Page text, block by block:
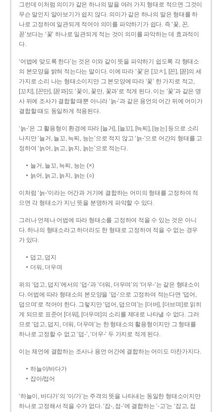
그런데 이처럼 의미가 같은 하나의 말을 여러 가지 형태로 적으면 그것이
무슨 말인지 알아보기가 쉽지 않다. 의미가 같은 하나의 말은 형태를 하
나로 고정하여 일관되게 적어야 의미를 파악하기가 쉽다. 즉 ‘꽃, 꼰,
꼳’보다는 ‘꽃’ 하나로 일관되게 적는 것이 의미를 파악하는 데 효과적이
다.
‘어법에 맞도록 한다’는 것은 이와 같이 뜻을 파악하기 쉽도록 각 형태소
의 본모양을 밝혀 적는다는 말이다. 이에 따라 ‘꽃’은 [꼬ㅊ], [꼰], [꼳]의 세
가지로 소리 나는 형태소이지만 그 본모양에 따라 ‘꽃’ 한 가지로 적고,
[꼬치], [꼰만], [꼳꽈]도 ‘꽃이, 꽃만, 꽃과’로 적게 된다. 이는 ‘꽃’과 같은 명
사 뒤에 조사가 결합할 때뿐 아니라 ‘늙-’과 같은 용언의 어간 뒤에 어미가
결합할 때도 동일하게 적용된다.
‘늙-’은 그 활용형이 환경에 따라 [늘거], [늘꼬], [늑찌], [능는] 등으로 소리
나지만 ‘늘거, 늘꼬, 늑찌, 능는’으로 적지 않고 ‘늙-’으로 어간의 형태를 고
정하여 ‘늙어, 늙고, 늙지, 늙는’으로 적는다.
늘거, 늘꼬, 늑찌, 능는 (×)
늙어, 늙고, 늙지, 늙는 (○)
이처럼 ‘늙-­’이라는 어간과 거기에 결합하는 어미의 형태를 고정하여 적
으면 각 형태소가 지닌 뜻을 분명하게 파악할 수 있다.
그러나 언제나 어법에 따라 형태소를 고정하여 적을 수 있는 것은 아니
다. 하나의 형태소라고 하더라도 한 형태로 고정하여 적을 수 없는 경우
가 있다.
덥고, 덥지
더워, 더우며
위의 ‘덥고, 덥지’에서의 ‘덥-­’과 ‘더워, 더우며’의 ‘더우-­’는 같은 형태소이
다. 어법에 따라 형태소의 본모양을 ‘덥-­’으로 고정하여 적는다면 ‘덥어,
덥으며’로 적어야 한다. 그렇지만 ‘덥어, 덥으며’는 [더버], [더브며]로 읽히
게 되므로 표준어 [더워], [더우며]의 소리를 제대로 나타낼 수 없다. 그러
므로 ‘덥고, 덥지, 더워, 더우며’는 한 형태소의 활용형이지만 그 형태를
하나로 고정할 수 없고 ‘덥-’, ‘더우-’ 두 가지로 적게 된다.
이는 체언에 결합하는 조사나 용언 어간에 결합하는 어미도 마찬가지다.
하늘이/바다가
잡아/접어
‘하늘이, 바다가’의 ‘이/가’는 주격의 뜻을 나타내는 동일한 형태소이지만
하나로 고정해서 적을 수가 없다. ‘잡-, 접-’에 결합하는 ‘-고’는 ‘잡고, 접